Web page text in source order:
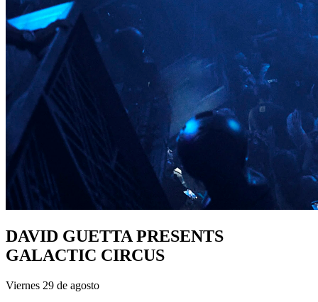
DAVID GUETTA PRESENTS
GALACTIC CIRCUS
Viernes 29 de agosto